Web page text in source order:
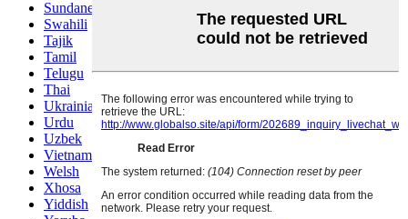
Sundanese
Swahili
Tajik
Tamil
Telugu
Thai
Ukrainian
Urdu
Uzbek
Vietnamese
Welsh
Xhosa
Yiddish